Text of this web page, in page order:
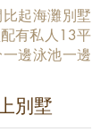
起海灘別墅
有私人13平
邊泳池一邊
別墅